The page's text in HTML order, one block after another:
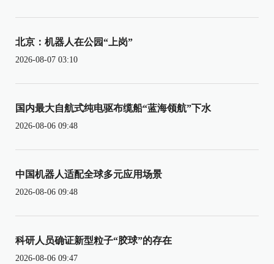
北京：机器人在公园“上岗”
2026-08-07 03:10
国内最大自航式纯电驱布缆船“蓝海领航”下水
2026-08-06 09:48
中国机器人适配全球多元应用场景
2026-08-06 09:48
科研人员确证新型粒子“胶球”的存在
2026-08-06 09:47